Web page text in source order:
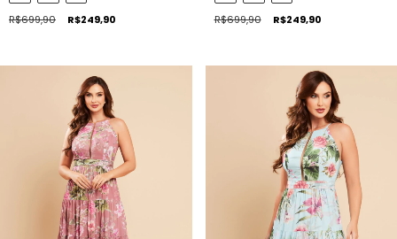
R$699,90 R$249,90 R$699,90 R$249,90